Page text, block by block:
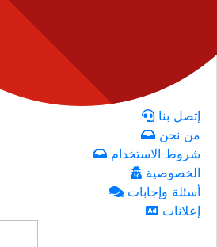
إتصل بنا
من نحن
شروط الاستخدام
الخصوصية
أسئلة وإجابات
إعلانات